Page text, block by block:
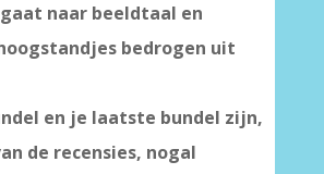
naar beeldtaal en
bedrogen uit
en je laatste bundel zijn,
de recensies, nogal